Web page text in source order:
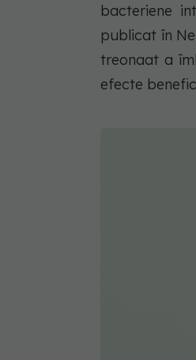
bacteriene
publicat în
treonaat a
efecte